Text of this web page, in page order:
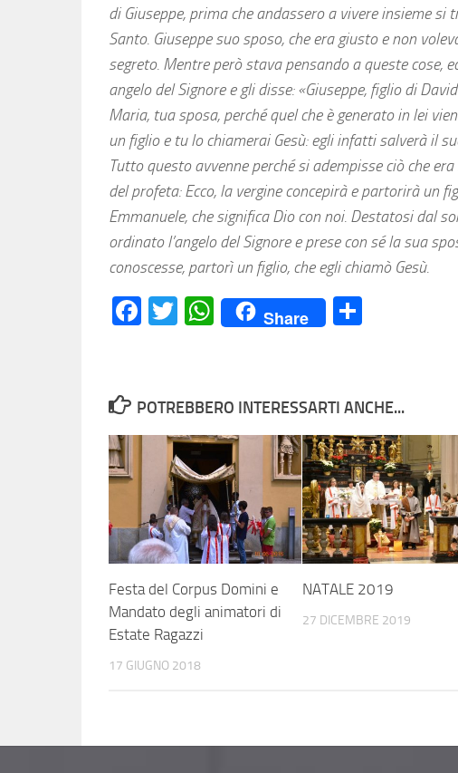
di Giuseppe, prima che andassero a vivere insieme
Santo. Giuseppe suo sposo, che era giusto e non
segreto. Mentre però stava pensando a queste cose,
angelo del Signore e gli disse: «Giuseppe, figlio di
Maria, tua sposa, perché quel che è generato in lei
un figlio e tu lo chiamerai Gesù: egli infatti salverà il
Tutto questo avvenne perché si adempisse ciò che
del profeta: Ecco, la vergine concepirà e partorirà un
Emmanuele, che significa Dio con noi. Destatosi dal
ordinato l’angelo del Signore e prese con sé la sua
conoscesse, partorì un figlio, che egli chiamò Gesù.
Facebook
Twitter
WhatsApp
Share
POTREBBERO INTERESSARTI ANCHE...
Festa del Corpus Domini e
Mandato degli animatori di
Estate Ragazzi
17 GIUGNO 2018
NATALE 2019
27 DICEMBRE 2019